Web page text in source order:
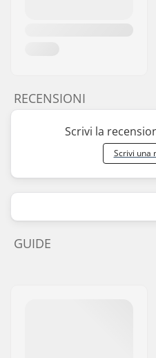
RECENSIONI
Scrivi la
Scrivi una
GUIDE